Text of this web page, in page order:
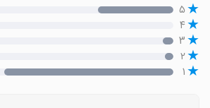
۵
۴
۳
۲
۱